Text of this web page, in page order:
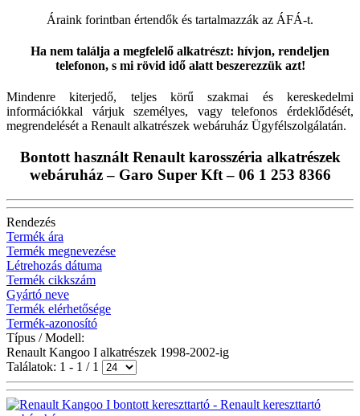
Áraink forintban értendők és tartalmazzák az ÁFÁ-t.
Ha nem találja a megfelelő alkatrészt: hívjon, rendeljen
telefonon, s mi rövid idő alatt beszerezzük azt!
Mindenre kiterjedő, teljes körű szakmai és kereskedelmi
információkkal várjuk személyes, vagy telefonos érdeklődését,
megrendelését a Renault alkatrészek webáruház Ügyfélszolgálatán.
Bontott használt Renault karosszéria alkatrészek
webáruház – Garo Super Kft – 06 1 253 8366
Rendezés
Termék ára
Termék megnevezése
Létrehozás dátuma
Termék cikkszám
Gyártó neve
Termék elérhetősége
Termék-azonosító
Típus / Modell:
Renault Kangoo I alkatrészek 1998-2002-ig
Találatok: 1 - 1 / 1